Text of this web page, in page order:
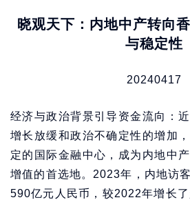
晓观天下：内地中产转向
与稳定性
20240417
经济与政治背景引导资金流向：
增长放缓和政治不确定性的增加
定的国际金融中心，成为内地中
增值的首选地。2023年，内地访
590亿元人民币，较2022年增长